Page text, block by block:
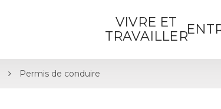
VIVRE ET
TRAVAILLER
Permis de conduire